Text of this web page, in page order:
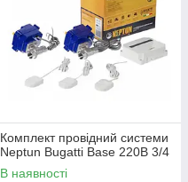
Комплект провідний системи
Neptun Bugatti Base 220B 3/4
В наявності